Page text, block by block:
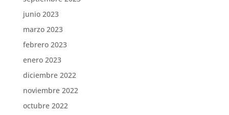
junio 2023
marzo 2023
febrero 2023
enero 2023
diciembre 2022
noviembre 2022
octubre 2022